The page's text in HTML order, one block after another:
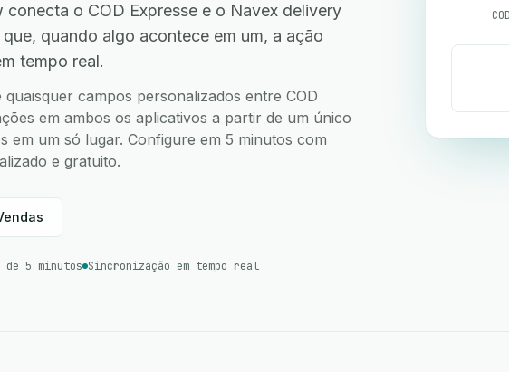
o COD Expresse e o Navex delivery
quando algo acontece em um, a ação
tempo real.
campos personalizados entre COD
em ambos os aplicativos a partir de um único
em um só lugar. Configure em 5 minutos com
e gratuito.
de 5 minutos Sincronização em tempo real